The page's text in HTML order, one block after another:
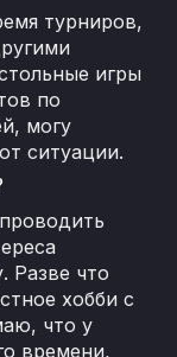
турниров,
игры
по
могу
ситуации.
Разве что
хобби с
что у
времени,